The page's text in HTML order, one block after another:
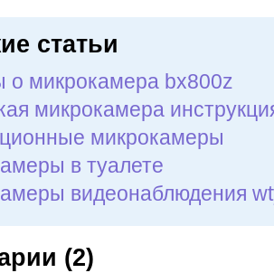
статьи
о микрокамера bx800z
микрокамера
микрокамеры
в туалете
видеонаблюдения
(2)